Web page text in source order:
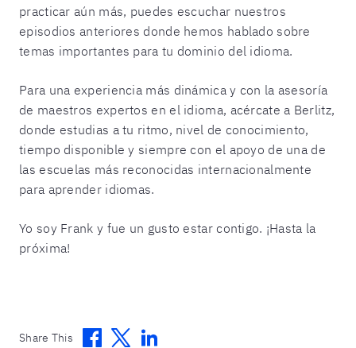
practicar aún más, puedes escuchar nuestros
episodios anteriores donde hemos hablado sobre
temas importantes para tu dominio del idioma.
Para una experiencia más dinámica y con la asesoría
de maestros expertos en el idioma, acércate a Berlitz,
donde estudias a tu ritmo, nivel de conocimiento,
tiempo disponible y siempre con el apoyo de una de
las escuelas más reconocidas internacionalmente
para aprender idiomas.
Yo soy Frank y fue un gusto estar contigo. ¡Hasta la
próxima!
Share This Facebook
TwitterLinkedin